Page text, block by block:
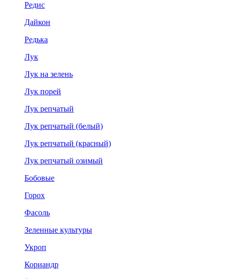
Редис
Дайкон
Редька
Лук
Лук на зелень
Лук порей
Лук репчатый
Лук репчатый (белый)
Лук репчатый (красный)
Лук репчатый озимый
Бобовые
Горох
Фасоль
Зеленные культуры
Укроп
Кориандр